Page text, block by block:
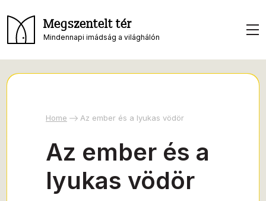
Megszentelt tér
Mindennapi imádság a világhálón
Home Az ember és a lyukas vödör
Az ember és a
lyukas vödör